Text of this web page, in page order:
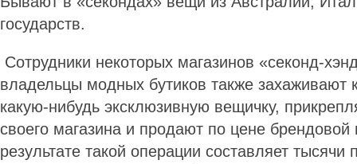
государств.
Сотрудники некоторых магазинов «секонд-
владельцы модных бутиков также захаживают
какую-нибудь эксклюзивную вещичку,
своего магазина и продают по цене
результате такой операции составляет тысячи